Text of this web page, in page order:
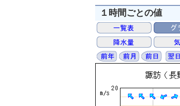
１時間ごとの値